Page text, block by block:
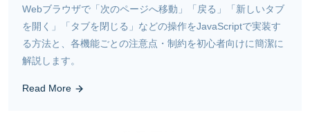
Webブラウザで「次のページへ移動」「戻る」「新しいタブ
を開く」「タブを閉じる」などの操作をJavaScriptで実装す
る方法と、各機能ごとの注意点・制約を初心者向けに簡潔に
解説します。
Read More